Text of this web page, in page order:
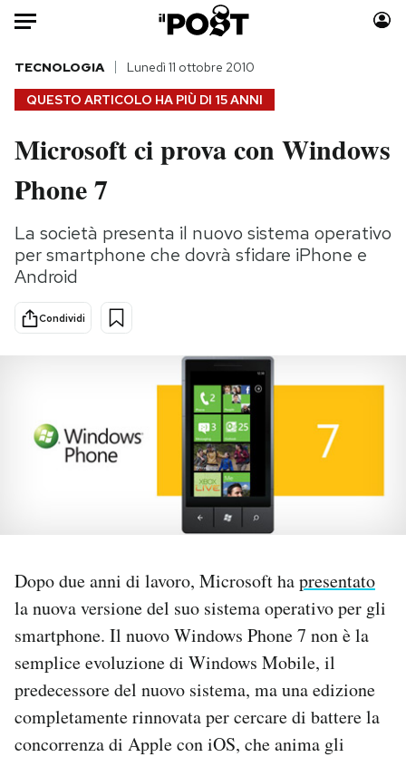
Auto
HOME
Italia
Politica
Tecnologia
Internet
Scienza
Cultura
Economia
Moda
Storie/Idee
Ok Boomer!
Mondiali calcio 2026
PODCAST
CALENDARIO
AREA PERSONALE
QUESTO ARTICOLO HA PIÙ DI 15 ANNI
TECNOLOGIA Lunedì 11 ottobre 2010
Microsoft ci prova con Windows
Phone 7
La società presenta il nuovo sistema operativo
per smartphone che dovrà sfidare iPhone e
Android
Condividi
Dopo due anni di lavoro, Microsoft hapresentato
la nuova versione del suo sistema operativo per gli
smartphone. Il nuovo Windows Phone 7 non è la
semplice evoluzione di Windows Mobile, il
predecessore del nuovo sistema, ma una edizione
completamente rinnovata per cercare di battere la
concorrenza di Apple con iOS, che anima gli